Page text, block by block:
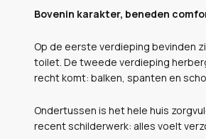
Bovenin karakter, beneden
Op de eerste verdieping bevinden
toilet. De tweede verdieping
recht komt: balken, spanten en
Ondertussen is het hele huis
recent schilderwerk: alles voelt